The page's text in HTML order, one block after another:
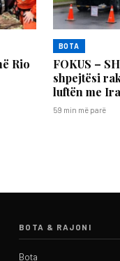
Rio
BOTA
FOKUS –
shpejtësi
luftën me
59 min më parë
BOTA & RAJONI
Bota